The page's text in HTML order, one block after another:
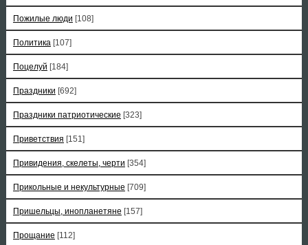
Пожилые люди [108]
Политика [107]
Поцелуй [184]
Праздники [692]
Праздники патриотические [323]
Приветствия [151]
Привидения, скелеты, черти [354]
Прикольные и некультурные [709]
Пришельцы, инопланетяне [157]
Прощание [112]